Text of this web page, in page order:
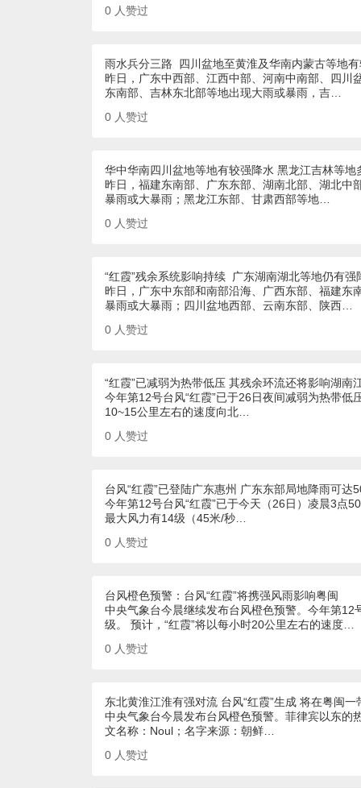
0 人赞过
雨水兵分三路 四川盆地至黄淮及华南内蒙古等地
昨日，广东中西部、江西中部、河南中南部、四川
东南部、吉林东北部等地出现大雨或暴雨，吉…
0 人赞过
华中华南四川盆地等地有较强降水 黑龙江吉林等地
昨日，福建东南部、广东东部、湖南北部、湖北中
暴雨或大暴雨；黑龙江东部、甘肃西部等地…
0 人赞过
“红霞”残余系统影响持续 广东湖南湖北等地仍有强
昨日，广东中东部和南部沿海、广西东部、福建东
暴雨或大暴雨；四川盆地西部、云南东部、陕西…
0 人赞过
“红霞”已减弱为热带低压 其残余环流还将影响湖南
今年第12号台风“红霞”已于26日夜间减弱为热带
10~15公里左右的速度向北…
0 人赞过
台风“红霞”已登陆广东惠州 广东东部局地降雨可达
今年第12号台风“红霞”已于今天（26日）凌晨3点
最大风力有14级（45米/秒…
0 人赞过
台风橙色预警：台风“红霞”将携强风雨影响粤闽
中央气象台今晨继续发布台风橙色预警。今年第12
级。 预计，“红霞”将以每小时20公里左右的速度…
0 人赞过
东北黄淮江淮有强对流 台风“红霞”生成 将在粤闽一
中央气象台今晨发布台风橙色预警。菲律宾以东的
文名称：Noul；名字来源：朝鲜…
0 人赞过